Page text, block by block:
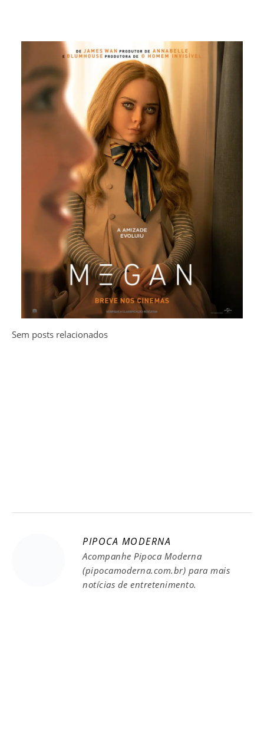
Sem posts relacionados
PIPOCA MODERNA
Acompanhe Pipoca Moderna
(pipocamoderna.com.br) para mais
notícias de entretenimento.